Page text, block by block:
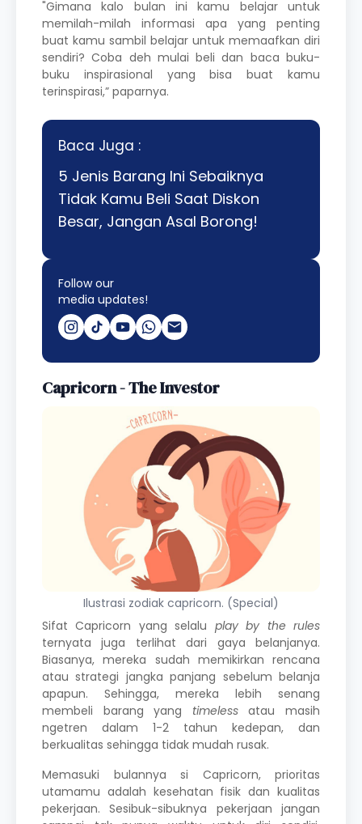
"Gimana kalo bulan ini kamu belajar untuk
memilah-milah informasi apa yang penting
buat kamu sambil belajar untuk memaafkan diri
sendiri? Coba deh mulai beli dan baca buku-
buku inspirasional yang bisa buat kamu
terinspirasi,” paparnya.
Baca Juga :
5 Jenis Barang Ini Sebaiknya
Tidak Kamu Beli Saat Diskon
Besar, Jangan Asal Borong!
Follow our
media updates!
Capricorn - The Investor
Ilustrasi zodiak capricorn. (Special)
Sifat Capricorn yang selalu play by the rules
ternyata juga terlihat dari gaya belanjanya.
Biasanya, mereka sudah memikirkan rencana
atau strategi jangka panjang sebelum belanja
apapun. Sehingga, mereka lebih senang
membeli barang yang timelessatau masih
ngetren dalam 1-2 tahun kedepan, dan
berkualitas sehingga tidak mudah rusak.
Memasuki bulannya si Capricorn, prioritas
utamamu adalah kesehatan fisik dan kualitas
pekerjaan. Sesibuk-sibuknya pekerjaan jangan